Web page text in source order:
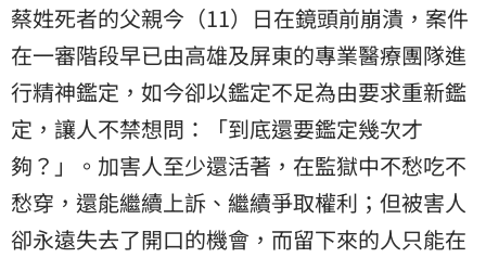
蔡姓死者的父親今（11）日在鏡頭前崩潰，案件
在一審階段早已由高雄及屏東的專業醫療團隊進
行精神鑑定，如今卻以鑑定不足為由要求重新鑑
定，讓人不禁想問：「到底還要鑑定幾次才
夠？」。加害人至少還活著，在監獄中不愁吃不
愁穿，還能繼續上訴、繼續爭取權利；但被害人
卻永遠失去了開口的機會，而留下來的人只能在